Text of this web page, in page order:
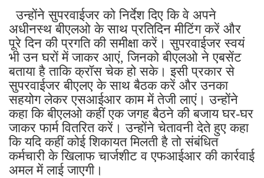
उन्होंने सुपरवाईजर को निर्देश दिए कि वे अपने
अधीनस्थ बीएलओ के साथ प्रतिदिन मीटिंग करें और
पूरे दिन की प्रगति की समीक्षा करें। सुपरवाईजर स्वयं
भी उन घरों में जाकर आएं, जिनको बीएलओ ने एबसेंट
बताया है ताकि क्रॉस चेक हो सके। इसी प्रकार से
सुपरवाईजर बीएलए के साथ बैठक करें और उनका
सहयोग लेकर एसआईआर काम में तेजी लाएं। उन्होंने
कहा कि बीएलओ कहीं एक जगह बैठने की बजाय घर-घर
जाकर फार्म वितरित करें। उन्होंने चेतावनी देते हुए कहा
कि यदि कहीं कोई शिकायत मिलती है तो संबंधित
कर्मचारी के खिलाफ चार्जशीट व एफआईआर की कार्रवाई
अमल में लाई जाएगी।